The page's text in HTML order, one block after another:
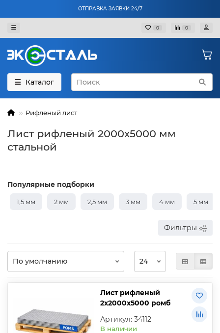
ОТПРАВКА ЗАЯВКИ 24/7
0 0
Каталог
Рифленый лист
Лист рифленый 2000х5000 мм
стальной
Популярные подборки
1,5 мм 2 мм 2,5 мм 3 мм 4 мм 5 мм
Фильтры
Лист рифленый
2х2000х5000 ромб
Артикул: 34112
В наличии